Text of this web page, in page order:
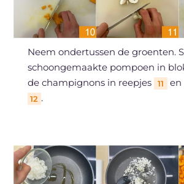
Neem ondertussen de groenten.
schoongemaakte pompoen in
de champignons in reepjes
11 en
12 .